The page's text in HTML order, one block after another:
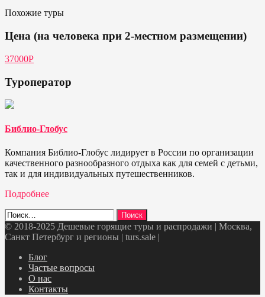
Похожие туры
Цена (на человека при 2-местном размещении)
37000Р
Туроператор
Библио-Глобус
Компания Библио-Глобус лидирует в России по организации
качественного разнообразного отдыха как для семей с детьми,
так и для индивидуальных путешественников.
Подробнее
Найти:
© 2018-2025 Дешевые горящие туры и распродажи | Москва,
Санкт Петербург и регионы | turs.sale |
Блог
Частые вопросы
О нас
Контакты